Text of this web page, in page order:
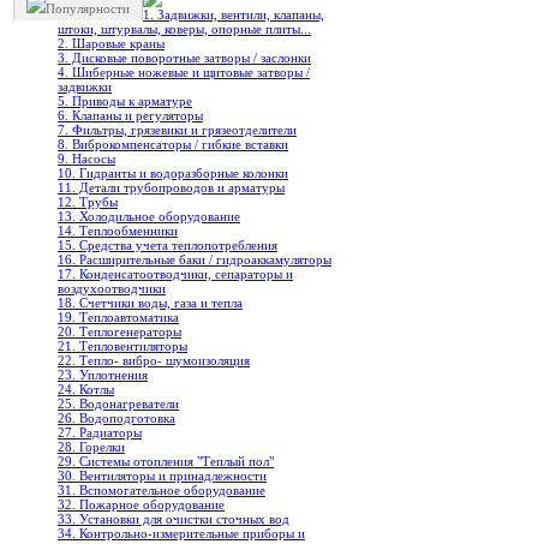
Популярности
1. Задвижки, вентили, клапаны,
штоки, штурвалы, коверы, опорные плиты...
2. Шаровые краны
3. Дисковые поворотные затворы / заслонки
4. Шиберные ножевые и щитовые затворы /
задвижки
5. Приводы к арматуре
6. Клапаны и регуляторы
7. Фильтры, грязевики и грязеотделители
8. Виброкомпенсаторы / гибкие вставки
9. Насосы
10. Гидранты и водоразборные колонки
11. Детали трубопроводов и арматуры
12. Трубы
13. Холодильное oборудование
14. Теплообменники
15. Средства учета теплопотребления
16. Расширительные баки / гидроаккамуляторы
17. Конденсатоотводчики, сепараторы и
воздухоотводчики
18. Счетчики воды, газа и тепла
19. Теплоавтоматика
20. Теплогенераторы
21. Тепловентиляторы
22. Тепло- вибро- шумоизоляция
23. Уплотнения
24. Котлы
25. Водонагреватели
26. Водоподготовка
27. Радиаторы
28. Горелки
29. Системы отопления "Теплый пол"
30. Вентиляторы и принадлежности
31. Вспомогательное оборудование
32. Пожарное оборудование
33. Установки для очистки сточных вод
34. Контрольно-измерительные приборы и